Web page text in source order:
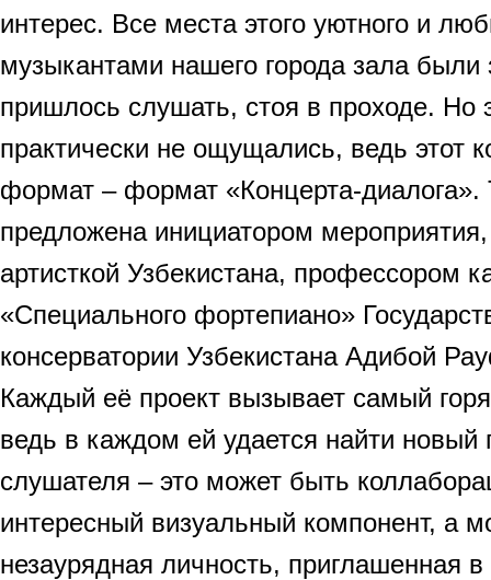
интерес. Все места этого уютного и
музыкантами нашего города зала
пришлось слушать, стоя в проходе. Но
практически не ощущались, ведь этот
формат – формат «Концерта-
предложена инициатором
артисткой Узбекистана, профессором
«Специального фортепиано»
консерватории Узбекистана Адибой
Каждый её проект вызывает самый
ведь в каждом ей удается найти новый
слушателя – это может быть
интересный визуальный компонент, а
незаурядная личность, приглашенная